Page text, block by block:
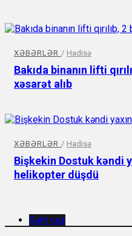
XƏBƏRLƏR / Hadisə
Bakıda binanın lifti
xəsarət alıb
XƏBƏRLƏR / Hadisə
Bişkekin Dostuk kəndi
helikopter düşdü
Şərh yaz